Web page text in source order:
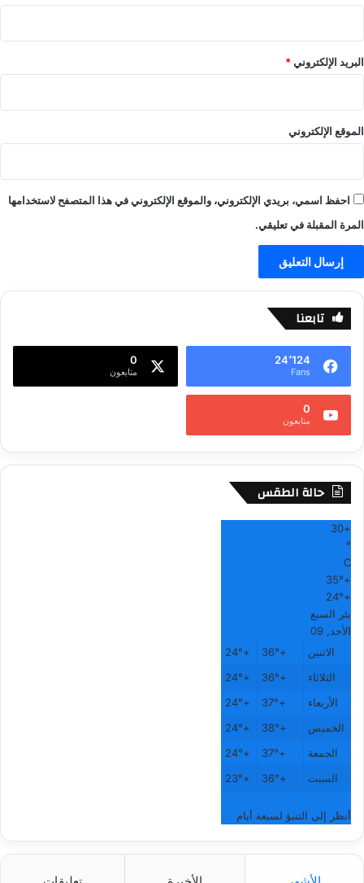
البريد الإلكتروني*
الموقع الإلكتروني
احفظ اسمي، بريدي الإلكتروني، والموقع الإلكتروني في هذا المتصفح لاستخدامها
المرة المقبلة في تعليقي.
تابعنا
24٬124
Fans
0
متابعون
0
متابعون
حالة الطقس
+
30
°
C
+
35°
+
24°
بئر السبع
الأحد, 09
الاثنين
+
36°
+
24°
الثلاثاء
+
36°
+
24°
الأربعاء
+
37°
+
24°
الخميس
+
38°
+
24°
الجمعة
+
37°
+
24°
السبت
+
36°
+
23°
أنظر إلى التنبؤ لسبعة أيام